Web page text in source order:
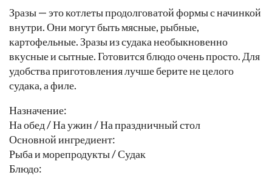
Зразы — это котлеты продолговатой формы с начинкой
внутри. Они могут быть мясные, рыбные,
картофельные. Зразы из судака необыкновенно
вкусные и сытные. Готовится блюдо очень просто. Для
удобства приготовления лучше берите не целого
судака, а филе.
Назначение:
На обед / На ужин / На праздничный стол
Основной ингредиент:
Рыба и морепродукты / Судак
Блюдо: